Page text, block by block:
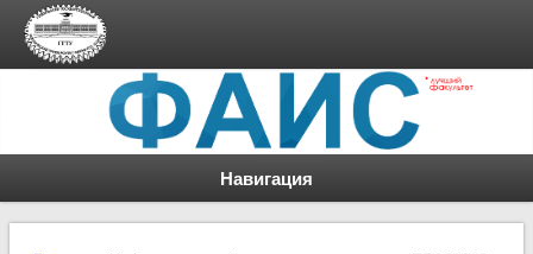
Навигация